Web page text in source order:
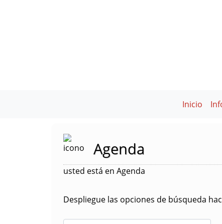
Inicio
Agenda
usted está en Agenda
Despliegue las opciones de búsqueda